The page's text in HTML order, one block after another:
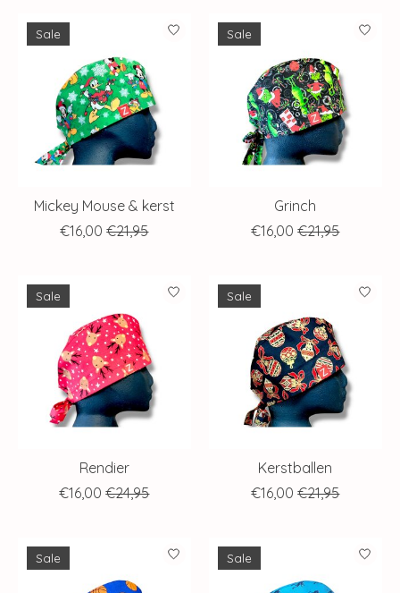
Sale
Mickey Mouse & kerst
€16,00 €21,95
Sale
Grinch
€16,00 €21,95
Sale
Rendier
€16,00 €24,95
Sale
Kerstballen
€16,00 €21,95
Sale Sale